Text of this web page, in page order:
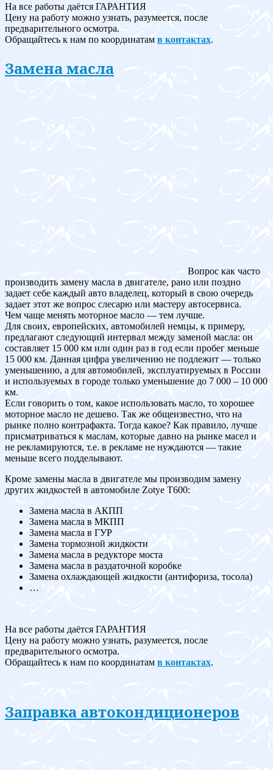
На все работы даётся ГАРАНТИЯ
Цену на работу можно узнать, разумеется, после
предварительного осмотра.
Обращайтесь к нам по координатам в контактах.
Замена масла
Вопрос как часто
производить замену масла в двигателе, рано или поздно
задает себе каждый авто владелец, который в свою очередь
задает этот же вопрос слесарю или мастеру автосервиса.
Чем чаще менять моторное масло — тем лучше.
Для своих, европейских, автомобилей немцы, к примеру,
предлагают следующий интервал между заменой масла: он
составляет 15 000 км или один раз в год если пробег меньше
15 000 км. Данная цифра увеличению не подлежит — только
уменьшению, а для автомобилей, эксплуатируемых в России
и используемых в городе только уменьшение до 7 000 – 10 000
км.
Если говорить о том, какое использовать масло, то хорошее
моторное масло не дешево. Так же общеизвестно, что на
рынке полно контрафакта. Тогда какое? Как правило, лучше
присматриваться к маслам, которые давно на рынке масел и
не рекламируются, т.е. в рекламе не нуждаются — такие
меньше всего подделывают.
Кроме замены масла в двигателе мы производим замену
других жидкостей в автомобиле Zotye T600:
Замена масла в АКПП
Замена масла в МКПП
Замена масла в ГУР
Замена тормозной жидкости
Замена масла в редукторе моста
Замена масла в раздаточной коробке
Замена охлаждающей жидкости (антифориза, тосола)
…
На все работы даётся ГАРАНТИЯ
Цену на работу можно узнать, разумеется, после
предварительного осмотра.
Обращайтесь к нам по координатам в контактах.
Заправка автокондиционеров